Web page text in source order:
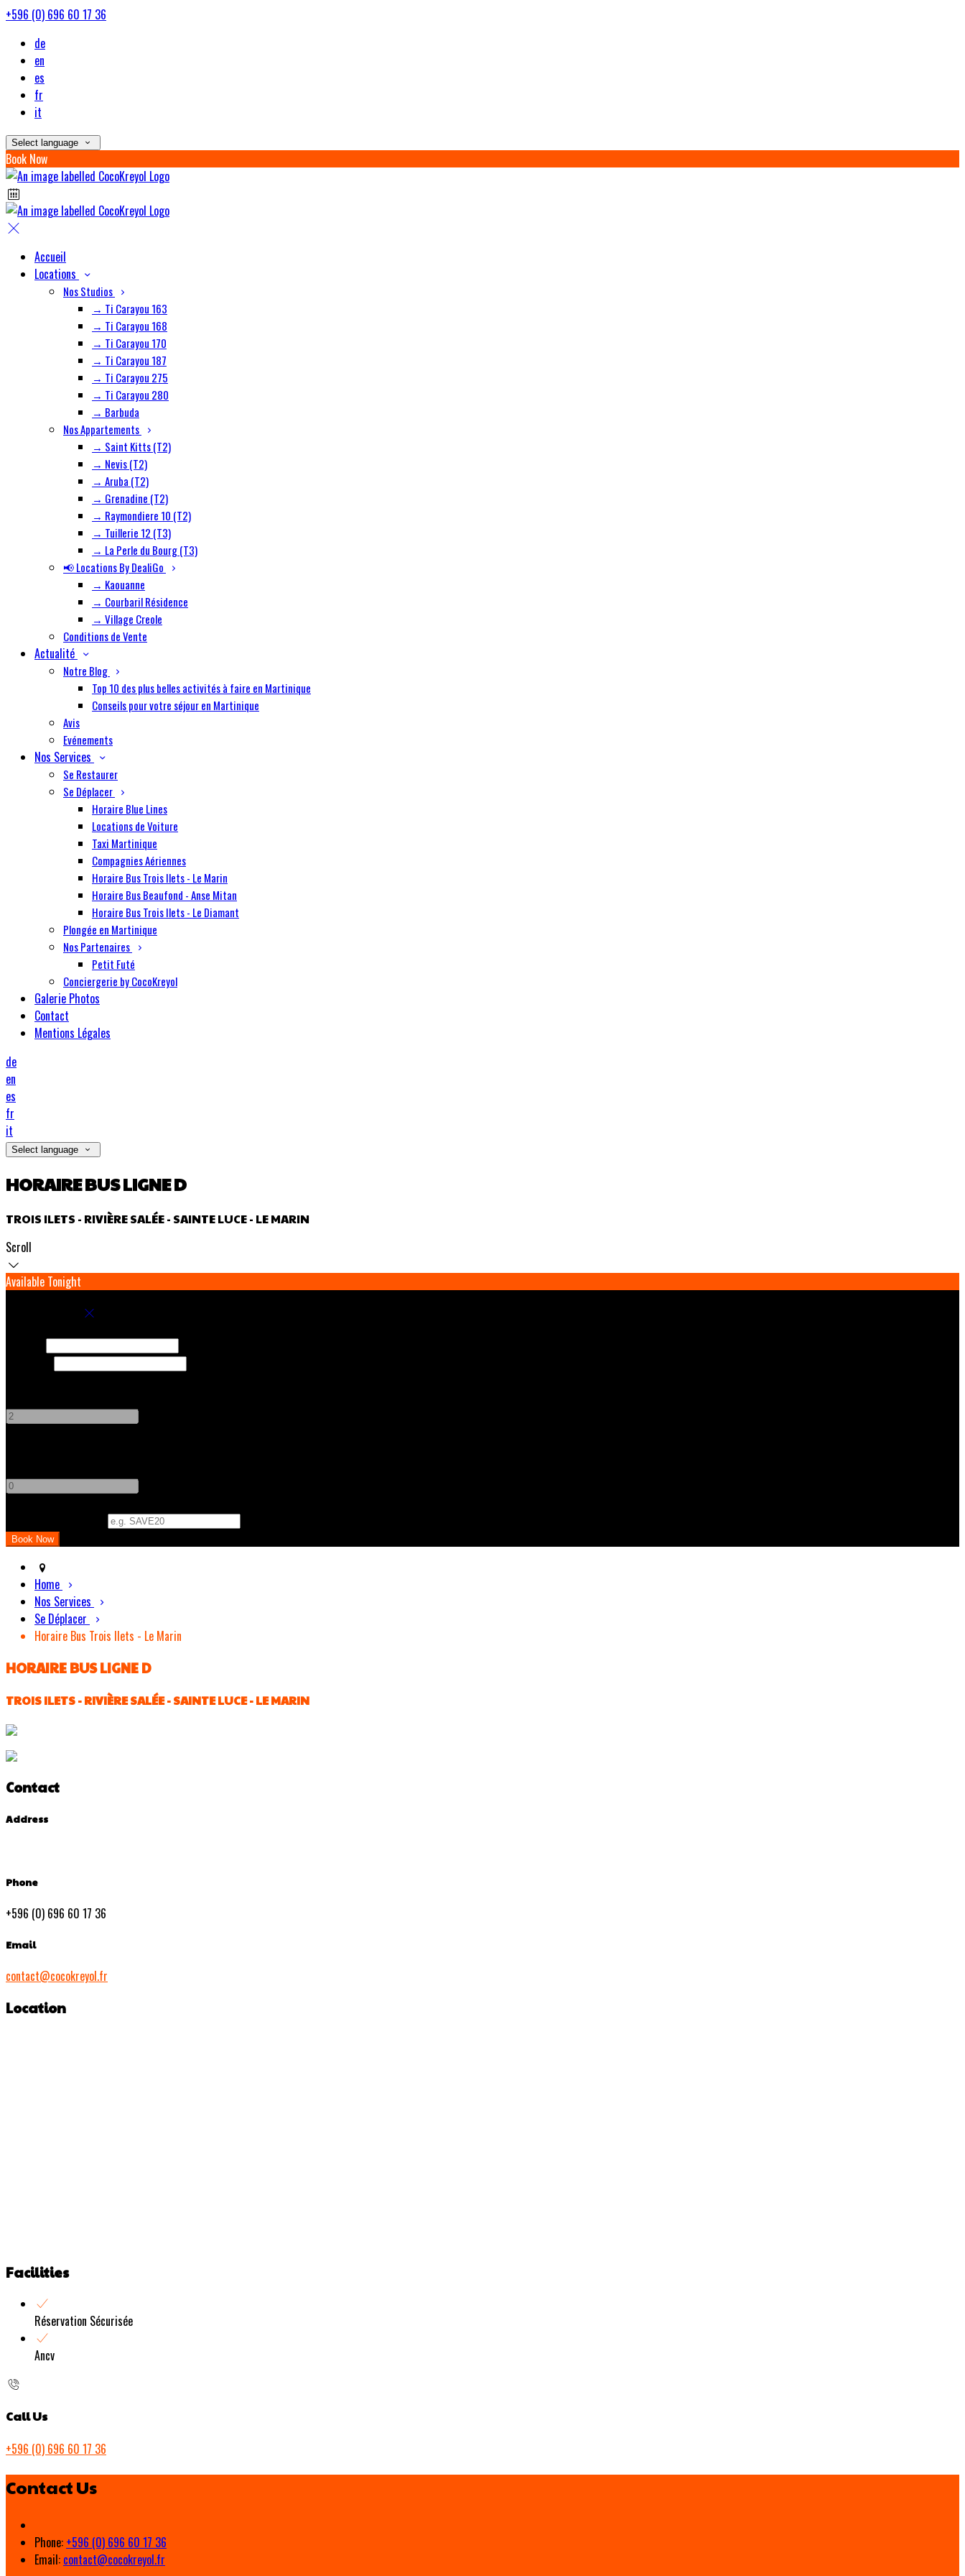
+596 (0) 696 60 17 36
de
en
es
fr
it
Select language
Book Now
Accueil
Locations
Nos Studios
→ Ti Carayou 163
→ Ti Carayou 168
→ Ti Carayou 170
→ Ti Carayou 187
→ Ti Carayou 275
→ Ti Carayou 280
→ Barbuda
Nos Appartements
→ Saint Kitts (T2)
→ Nevis (T2)
→ Aruba (T2)
→ Grenadine (T2)
→ Raymondiere 10 (T2)
→ Tuillerie 12 (T3)
→ La Perle du Bourg (T3)
📢 Locations By DealiGo
→ Kaouanne
→ Courbaril Résidence
→ Village Creole
Conditions de Vente
Actualité
Notre Blog
Top 10 des plus belles activités à faire en Martinique
Conseils pour votre séjour en Martinique
Avis
Evénements
Nos Services
Se Restaurer
Se Déplacer
Horaire Blue Lines
Locations de Voiture
Taxi Martinique
Compagnies Aériennes
Horaire Bus Trois Ilets - Le Marin
Horaire Bus Beaufond - Anse Mitan
Horaire Bus Trois Ilets - Le Diamant
Plongée en Martinique
Nos Partenaires
Petit Futé
Conciergerie by CocoKreyol
Galerie Photos
Contact
Mentions Légales
de
en
es
fr
it
Select language
HORAIRE BUS LIGNE D
TROIS ILETS - RIVIÈRE SALÉE - SAINTE LUCE - LE MARIN
Scroll
Available Tonight
Home
Nos Services
Se Déplacer
Horaire Bus Trois Ilets - Le Marin
HORAIRE BUS LIGNE D
TROIS ILETS - RIVIÈRE SALÉE - SAINTE LUCE - LE MARIN
Contact
Address
Phone
+596 (0) 696 60 17 36
Email
contact@cocokreyol.fr
Location
Facilities
Réservation Sécurisée
Ancv
Call Us
+596 (0) 696 60 17 36
Contact Us
Phone: +596 (0) 696 60 17 36
Email: contact@cocokreyol.fr